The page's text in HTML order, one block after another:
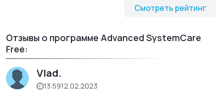
Смотреть рейтинг
Отзывы о программе Advanced SystemCare
Free:
Vlad.
13:5912.02.2023